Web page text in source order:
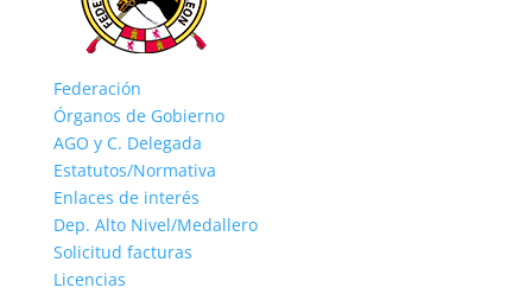
Federación
Órganos de Gobierno
AGO y C. Delegada
Estatutos/Normativa
Enlaces de interés
Dep. Alto Nivel/Medallero
Solicitud facturas
Licencias